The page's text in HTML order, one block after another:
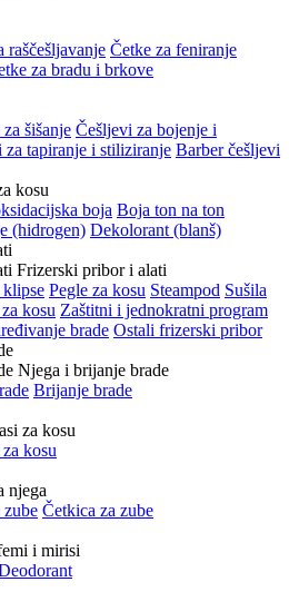
raščešljavanje Četke za feniranje
za bradu i brkove
šišanje Češljevi za bojenje i
za tapiranje i stiliziranje Barber češljevi
kosu
boja Boja ton na ton
(hidrogen) Dekolorant (blanš)
Frizerski pribor i alati
Pegle za kosu Steampod Sušila
kosu Zaštitni i jednokratni program
brade Ostali frizerski pribor
Njega i brijanje brade
Brijanje brade
za kosu
kosu
njega
zube Četkica za zube
i mirisi